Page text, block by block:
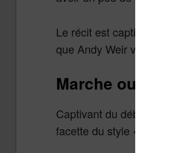
Le récit est captivant et
que Andy Weir va écrire
Marche ou
Captivant du début à la
facette du style « King » :